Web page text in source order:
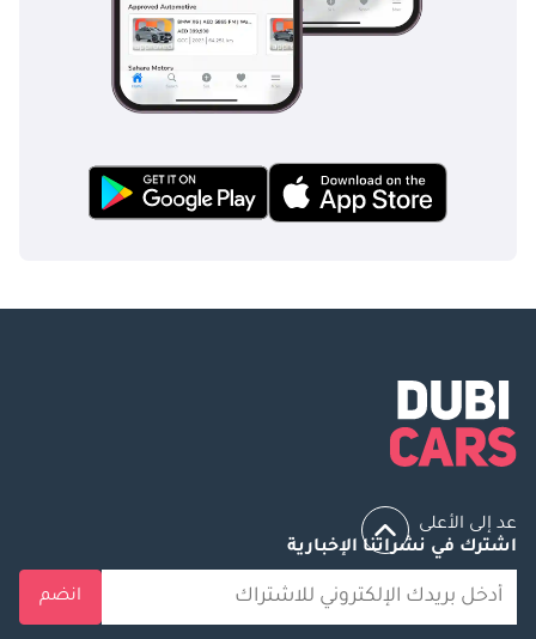
عد إلى الأعلى
اشترك في نشراتنا الإخبارية
انضم